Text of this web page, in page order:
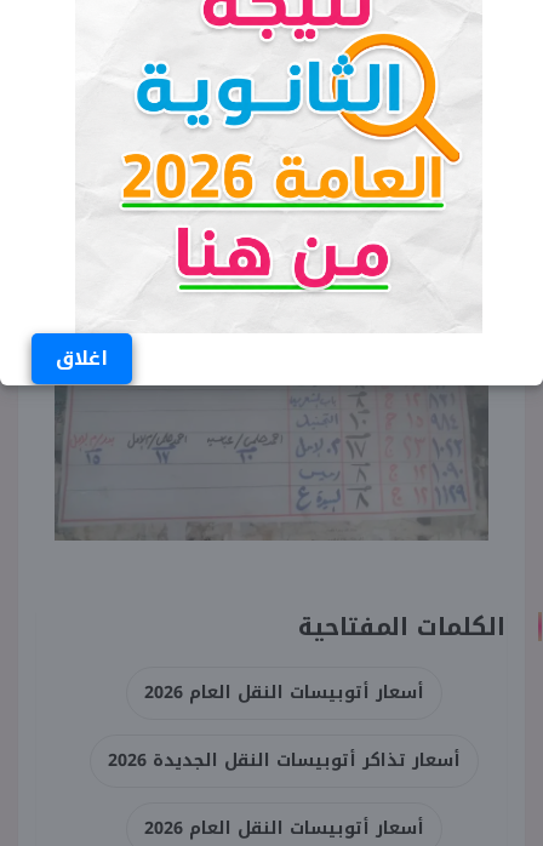
اغلاق
كامل الخط: 17 جنيهًا
خدمة سوق السيارات الجديد:
نصف المسافة: 20 جنيهًا
الكلمات المفتاحية
أسعار أتوبيسات النقل العام 2026
أسعار تذاكر أتوبيسات النقل الجديدة 2026
أسعار أتوبيسات النقل العام 2026